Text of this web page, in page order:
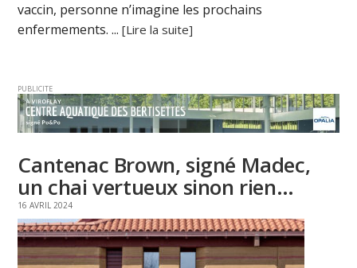
vaccin, personne n’imagine les prochains
enfermements. ...[Lire la suite]
PUBLICITE
Cantenac Brown, signé Madec,
un chai vertueux sinon rien…
16 AVRIL 2024